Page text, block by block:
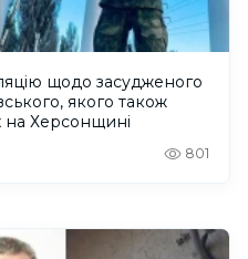
щодо засудженого
якого також
на Херсонщині
801